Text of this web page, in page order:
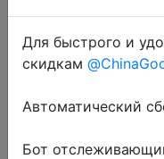
Для быстрого и
скидкам
Автоматический
Бот